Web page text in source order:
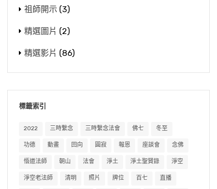
祖師開示 (3)
精選圖片 (2)
精選影片 (86)
標籤索引
2022 三時繫念 三時繫念法會 佛七 冬至
功德 動畫 回向 圓寂 報恩 座談會 念佛
悟道法師 朝山 法會 淨土 淨土聖賢錄 淨空
淨空老法師 清明 照片 牌位 百七 直播